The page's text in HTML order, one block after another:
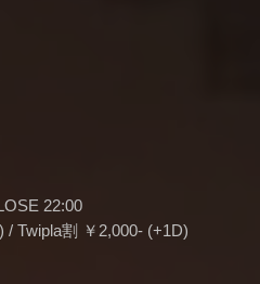
22:00
/ Twipla割 ￥2,000- (+1D)